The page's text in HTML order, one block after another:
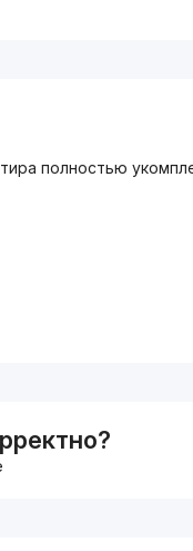
полностью